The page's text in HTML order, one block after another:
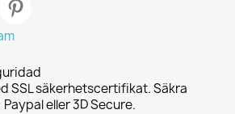
SSL säkerhetscertifikat. Säkra
eller 3D Secure.